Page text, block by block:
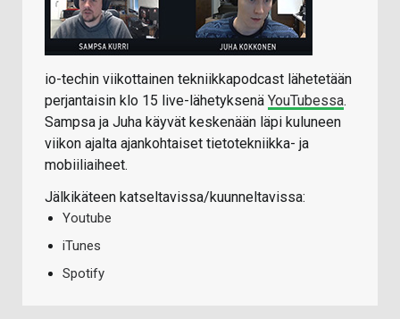
io-techin viikottainen tekniikkapodcast lähetetään
perjantaisin klo 15 live-lähetyksenä YouTubessa.
Sampsa ja Juha käyvät keskenään läpi kuluneen
viikon ajalta ajankohtaiset tietotekniikka- ja
mobiiliaiheet.
Jälkikäteen katseltavissa/kuunneltavissa:
Youtube
iTunes
Spotify